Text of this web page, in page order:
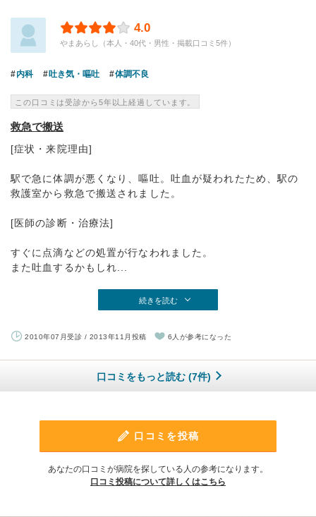
4.0
やまあらし（本人・40代・男性・掲載口コミ5件）
内科 吐き気・嘔吐 体調不良
この口コミは受診から5年以上経過しています。
救急で搬送
[症状・来院理由]
駅で急に体調が悪くなり、嘔吐。吐血が疑われたため、駅の
救護室から救急で搬送されました。
[医師の診断・治療法]
すぐに点滴などの処置が行なわれました。
また吐血するかもしれ...
続きを読む
2010年07月受診 / 2013年11月投稿 6人が参考になった
口コミをもっと読む (7件)
口コミを投稿
あなたの口コミが病院を探している人の参考になります。
口コミ投稿について詳しくはこちら